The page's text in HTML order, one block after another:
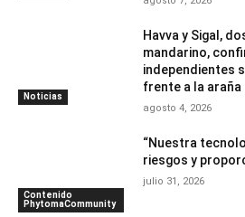
Noticias
Havva y Sigal,
mandarino,
independientes
frente a la araña
agosto 4, 2026
Contenido
PhytomaCommunity
“Nuestra
riesgos y
julio 31, 2026